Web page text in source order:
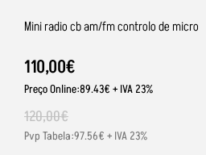
Mini radio cb am/fm controlo de micro
110,00€
Preço Online:89.43€ + IVA 23%
120,00€
Pvp Tabela:97.56€ + IVA 23%